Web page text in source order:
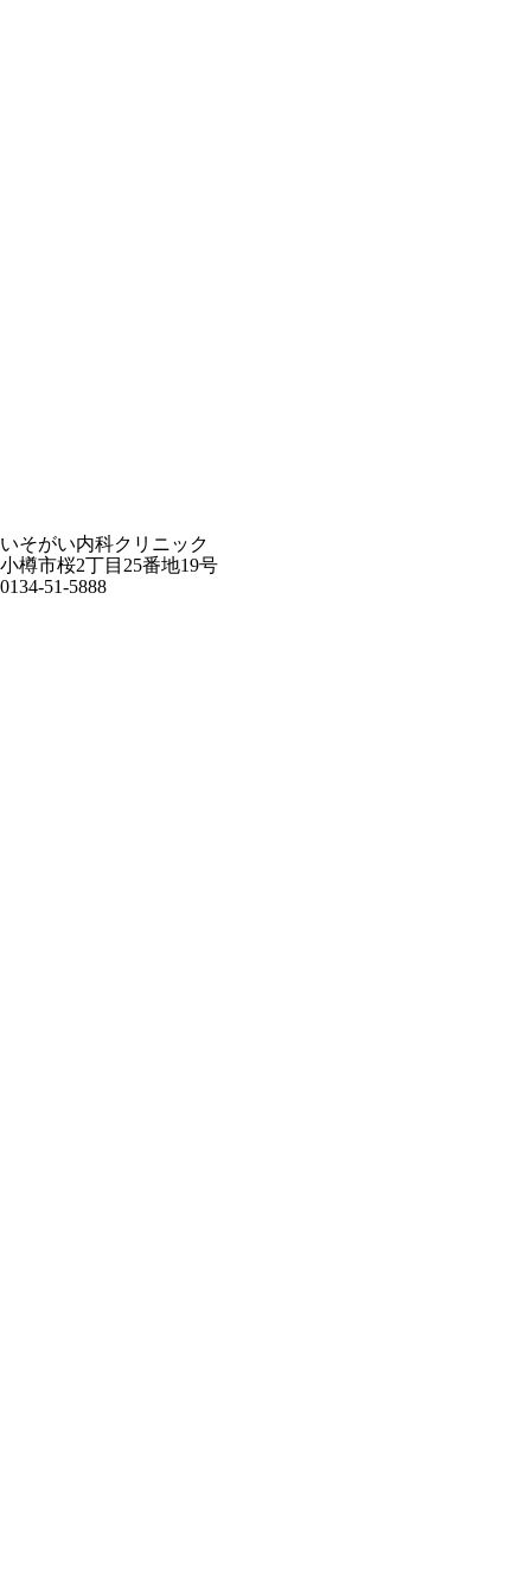
いそがい内科クリニック
小樽市桜2丁目25番地19号
0134-51-5888